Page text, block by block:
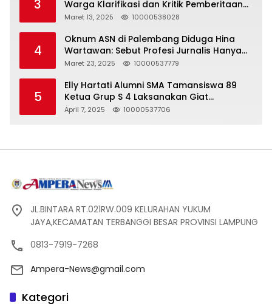
3
Warga Klarifikasi dan Kritik Pemberitaan
yang Tidak Akurat
Maret 13, 2025 10000538028
4
Oknum ASN di Palembang Diduga Hina
Wartawan: Sebut Profesi Jurnalis Hanya
Seharga 2 Liter Bensin, Berujung Dugaan
Maret 23, 2025 10000537779
5
Elly Hartati Alumni SMA Tamansiswa 89
Ketua Grup S 4 Laksanakan Giat
Silaturahmi
April 7, 2025 10000537706
JL.BINTARA RT.021RW.009 KELURAHAN YUKUM
JAYA,KECAMATAN TERBANGGI BESAR PROVINSI LAMPUNG
0813-7919-7268
Ampera-News@gmail.com
Kategori